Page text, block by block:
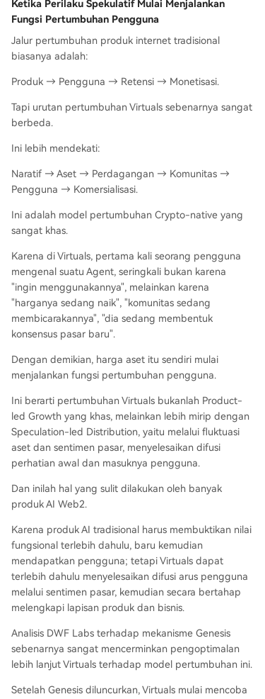
Ketika Perilaku Spekulatif Mulai Menjalankan
Fungsi Pertumbuhan Pengguna
Jalur pertumbuhan produk internet tradisional
biasanya adalah:
Produk → Pengguna → Retensi → Monetisasi.
Tapi urutan pertumbuhan Virtuals sebenarnya sangat
berbeda.
Ini lebih mendekati:
Naratif → Aset → Perdagangan → Komunitas →
Pengguna → Komersialisasi.
Ini adalah model pertumbuhan Crypto-native yang
sangat khas.
Karena di Virtuals, pertama kali seorang pengguna
mengenal suatu Agent, seringkali bukan karena
"ingin menggunakannya", melainkan karena
"harganya sedang naik", "komunitas sedang
membicarakannya", "dia sedang membentuk
konsensus pasar baru".
Dengan demikian, harga aset itu sendiri mulai
menjalankan fungsi pertumbuhan pengguna.
Ini berarti pertumbuhan Virtuals bukanlah Product-
led Growth yang khas, melainkan lebih mirip dengan
Speculation-led Distribution, yaitu melalui fluktuasi
aset dan sentimen pasar, menyelesaikan difusi
perhatian awal dan masuknya pengguna.
Dan inilah hal yang sulit dilakukan oleh banyak
produk AI Web2.
Karena produk AI tradisional harus membuktikan nilai
fungsional terlebih dahulu, baru kemudian
mendapatkan pengguna; tetapi Virtuals dapat
terlebih dahulu menyelesaikan difusi arus pengguna
melalui sentimen pasar, kemudian secara bertahap
melengkapi lapisan produk dan bisnis.
Analisis DWF Labs terhadap mekanisme Genesis
sebenarnya sangat mencerminkan pengoptimalan
lebih lanjut Virtuals terhadap model pertumbuhan ini.
Setelah Genesis diluncurkan, Virtuals mulai mencoba